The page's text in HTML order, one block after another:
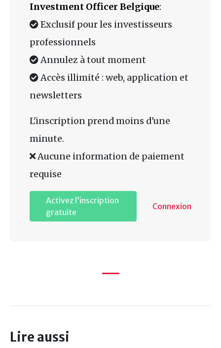
Investment Officer Belgique:
Exclusif pour les investisseurs
professionnels
Annulez à tout moment
Accès illimité : web, application et
newsletters
L'inscription prend moins d'une
minute.
Aucune information de paiement
requise
Activez l’inscription
gratuite
Connexion
Lire aussi